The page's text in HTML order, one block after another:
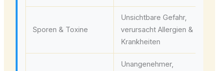
Sporen & Toxine
Unsichtbare Gefahr,
verursacht Allergien &
Krankheiten
Unangenehmer,